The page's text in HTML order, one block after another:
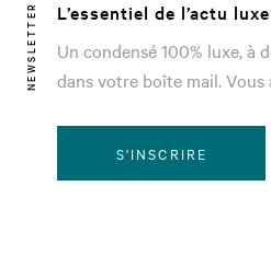
NEWSLETTER
L’essentiel de l’actu luxe
Un condensé 100% luxe, à
dans votre boîte mail.
S'INSCRIRE